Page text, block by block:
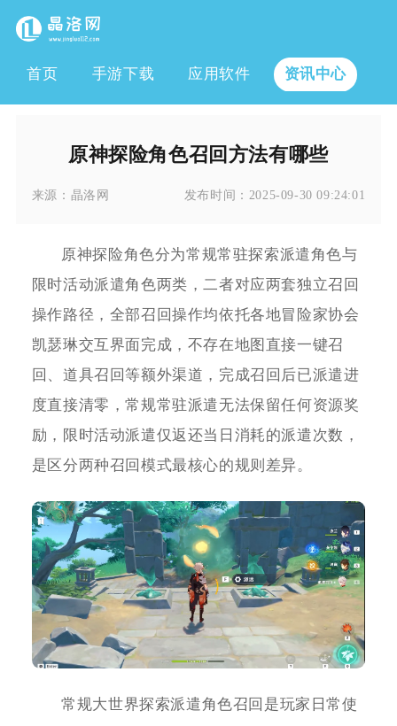
首页 手游下载 应用软件 资讯中心
原神探险角色召回方法有哪些
来源： 晶洛网 发布时间： 2025-09-30 09:24:01
原神探险角色分为常规常驻探索派遣角色与
限时活动派遣角色两类，二者对应两套独立召回
操作路径，全部召回操作均依托各地冒险家协会
凯瑟琳交互界面完成，不存在地图直接一键召
回、道具召回等额外渠道，完成召回后已派遣进
度直接清零，常规常驻派遣无法保留任何资源奖
励，限时活动派遣仅返还当日消耗的派遣次数，
是区分两种召回模式最核心的规则差异。
常规大世界探索派遣角色召回是玩家日常使